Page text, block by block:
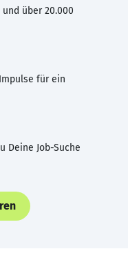
über 20.000
für ein
Deine Job-Suche